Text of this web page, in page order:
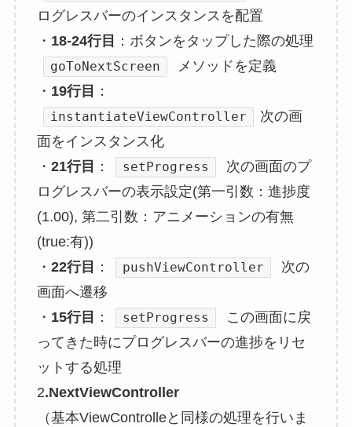
ログレスバーのインスタンスを配置
・ 18-24行目 ：ボタンをタップした際の処理
goToNextScreen
メソッドを定義
・ 19行目 ：
instantiateViewController
次の画
面をインスタンス化
・ 21行目 ： setProgress
次の画面のプ
ログレスバーの表示設定(第一引数：進捗度
(1.00), 第二引数：アニメーションの有無
(true:有))
・ 22行目 ： pushViewController
次の
画面へ遷移
・ 15行目 ： setProgress
この画面に戻
ってきた時にプログレスバーの進捗をリセ
ットする処理
2.NextViewController
（基本ViewControlleと同様の処理を行いま